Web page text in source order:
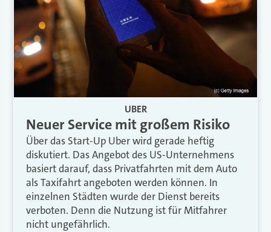
UBER
Neuer Service mit großem Risiko
Über das Start-Up Uber wird gerade heftig
diskutiert. Das Angebot des US-Unternehmens
basiert darauf, dass Privatfahrten mit dem Auto
als Taxifahrt angeboten werden können. In
einzelnen Städten wurde der Dienst bereits
verboten. Denn die Nutzung ist für Mitfahrer
nicht ungefährlich.